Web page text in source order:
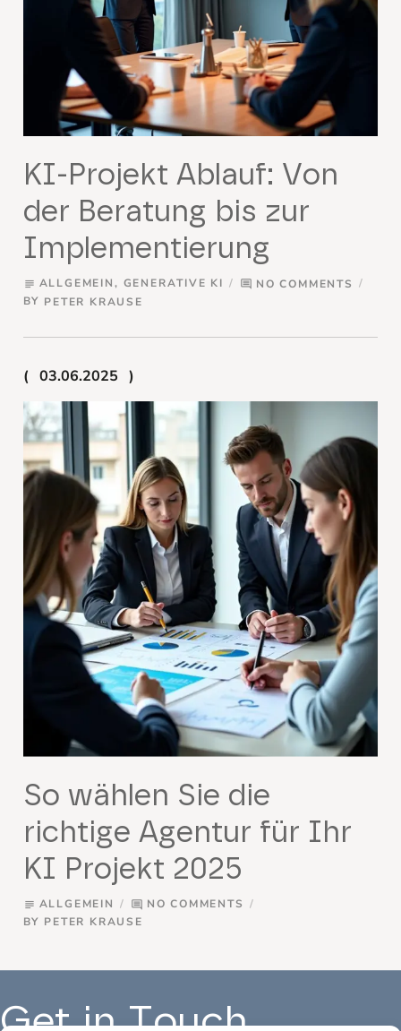
KI-Projekt Ablauf: Von
der Beratung bis zur
Implementierung
subject ALLGEMEIN, GENERATIVE KI comment NO COMMENTS
BY PETER KRAUSE
03.06.2025
So wählen Sie die
richtige Agentur für Ihr
KI Projekt 2025
subject ALLGEMEIN comment NO COMMENTS
BY PETER KRAUSE
Get in Touch